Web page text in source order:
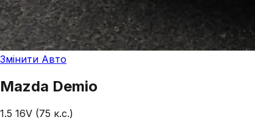
Змінити Авто
Mazda Demio
1.5 16V (75 к.с.)